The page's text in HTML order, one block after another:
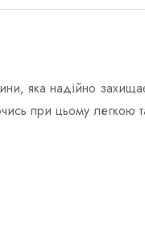
яка надійно
при цьому легкою